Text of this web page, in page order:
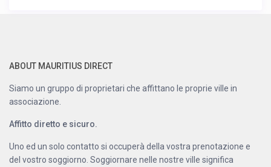
ABOUT MAURITIUS DIRECT
Siamo un gruppo di proprietari che affittano le proprie ville in
associazione.
Affitto diretto e sicuro.
Uno ed un solo contatto si occuperà della vostra prenotazione e
del vostro soggiorno. Soggiornare nelle nostre ville significa